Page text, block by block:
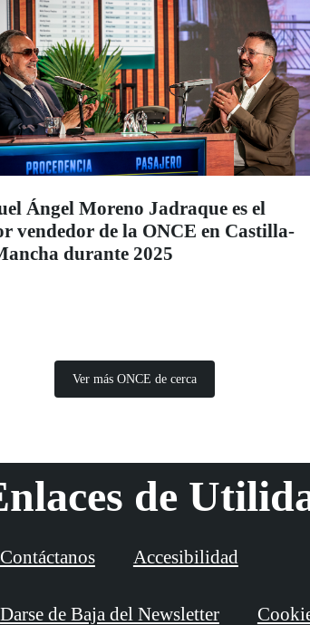
Ángel Moreno Jadraque es el
vendedor de la ONCE en Castilla-
durante 2025
Ver más ONCE de cerca
de
Contáctanos Accesibilidad
Darse de Baja del Newsletter